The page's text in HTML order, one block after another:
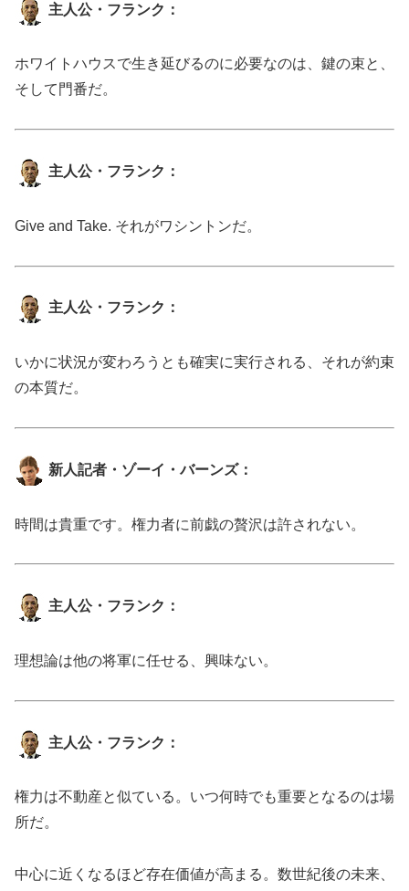
主人公・フランク：
ホワイトハウスで生き延びるのに必要なのは、鍵の束と、
そして門番だ。
主人公・フランク：
Give and Take. それがワシントンだ。
主人公・フランク：
いかに状況が変わろうとも確実に実行される、それが約束
の本質だ。
新人記者・ゾーイ・バーンズ：
時間は貴重です。権力者に前戯の贅沢は許されない。
主人公・フランク：
理想論は他の将軍に任せる、興味ない。
主人公・フランク：
権力は不動産と似ている。いつ何時でも重要となるのは場
所だ。
中心に近くなるほど存在価値が高まる。数世紀後の未来、